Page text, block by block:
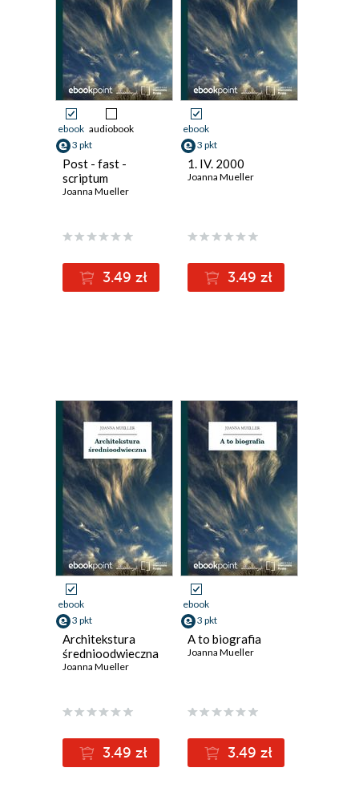
ebook audiobook
3 pkt
Post - fast -
scriptum
Joanna Mueller
3.49 zł
ebook
3 pkt
1. IV. 2000
Joanna Mueller
3.49 zł
ebook
3 pkt
Architekstura
średnioodwieczna
Joanna Mueller
3.49 zł
ebook
3 pkt
A to biografia
Joanna Mueller
3.49 zł